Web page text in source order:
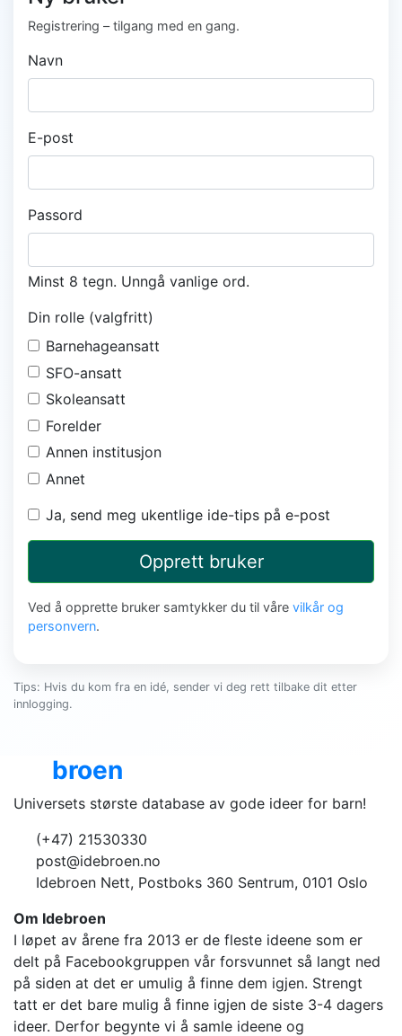
Registrering – tilgang med en gang.
Navn
E-post
Passord
Minst 8 tegn. Unngå vanlige ord.
Din rolle (valgfritt)
Barnehageansatt
SFO-ansatt
Skoleansatt
Forelder
Annen institusjon
Annet
Ja, send meg ukentlige ide-tips på e-post
Opprett bruker
Ved å opprette bruker samtykker du til våre vilkår og
personvern.
Tips: Hvis du kom fra en idé, sender vi deg rett tilbake dit etter
innlogging.
broen
Universets største database av gode ideer for barn!
(+47) 21530330
post@idebroen.no
Idebroen Nett, Postboks 360 Sentrum, 0101 Oslo
Om Idebroen
I løpet av årene fra 2013 er de fleste ideene som er
delt på Facebookgruppen vår forsvunnet så langt ned
på siden at det er umulig å finne dem igjen. Strengt
tatt er det bare mulig å finne igjen de siste 3-4 dagers
ideer. Derfor begynte vi å samle ideene og